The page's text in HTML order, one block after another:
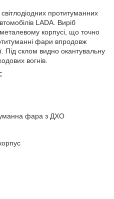
протитуманних
LADA. Виріб
корпусі, що точно
фари впродовж
Під склом видно окантувальну
вогнів.
фара з ДХО